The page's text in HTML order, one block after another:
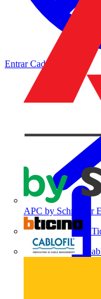
APC by Schneider
EntrarCadastrar